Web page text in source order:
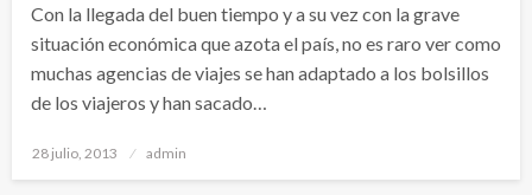
Con la llegada del buen tiempo y a su vez con la grave
situación económica que azota el país, no es raro ver como
muchas agencias de viajes se han adaptado a los bolsillos
de los viajeros y han sacado…
Publicado
28 julio, 2013 admin